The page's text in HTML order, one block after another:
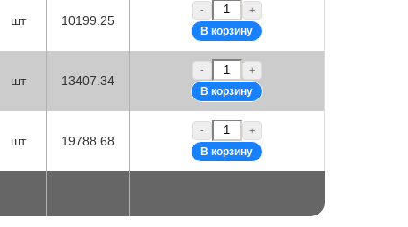
шт 10199.25
- +
шт 13407.34
- +
шт 19788.68
- +